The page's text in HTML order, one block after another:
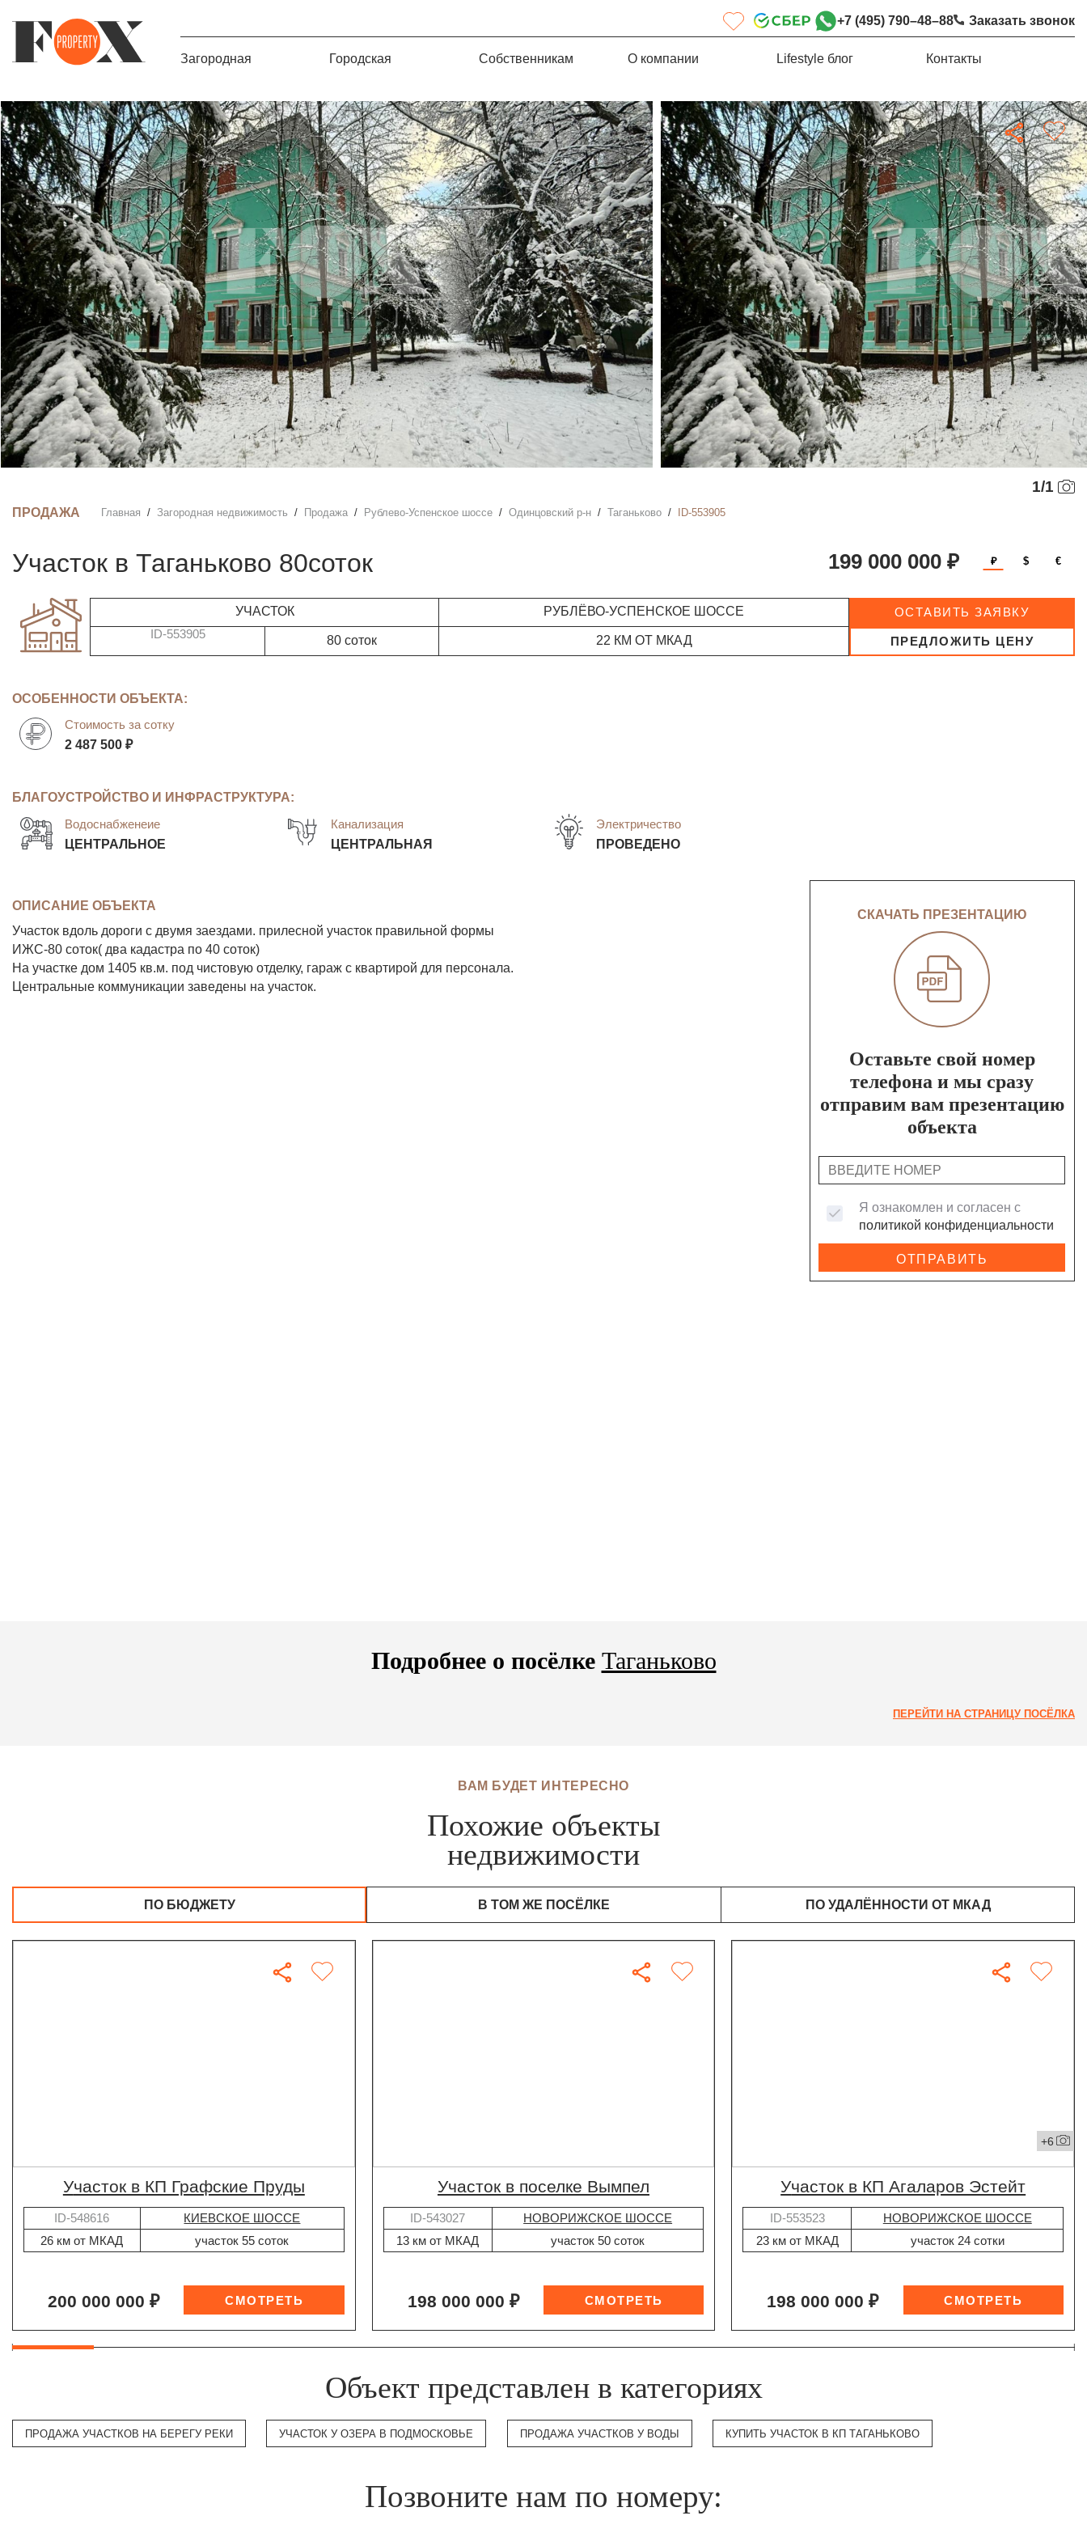
+7 (495) 790–48–88 Заказать звонок
Загородная Городская Собственникам О компании Lifestyle блог Контакты
1/1
ПРОДАЖА Главная Загородная недвижимость Продажа Рублево-Успенское шоссе Одинцовский р-н Таганьково ID-553905
участок в Таганьково 80соток 199 000 000 ₽ ₽ $ €
УЧАСТОК РУБЛЁВО-УСПЕНСКОЕ ШОССЕ
ID-553905 80 соток 22 КМ ОТ МКАД
ОСТАВИТЬ ЗАЯВКУ
ПРЕДЛОЖИТЬ ЦЕНУ
ОСОБЕННОСТИ ОБЪЕКТА:
Стоимость за сотку
2 487 500 ₽
БЛАГОУСТРОЙСТВО И ИНФРАСТРУКТУРА:
Водоснабженеие
ЦЕНТРАЛЬНОЕ
Канализация
ЦЕНТРАЛЬНАЯ
Электричество
ПРОВЕДЕНО
ОПИСАНИЕ ОБЪЕКТА
Участок вдоль дороги с двумя заездами. прилесной участок правильной формы
ИЖС-80 соток( два кадастра по 40 соток)
На участке дом 1405 кв.м. под чистовую отделку, гараж с квартирой для персонала.
Центральные коммуникации заведены на участок.
СКАЧАТЬ ПРЕЗЕНТАЦИЮ
Оставьте свой номер
телефона и мы сразу
отправим вам презентацию
объекта
Я ознакомлен и согласен с
политикой конфиденциальности
ОТПРАВИТЬ
Подробнее о посёлке Таганьково
ПЕРЕЙТИ НА СТРАНИЦУ ПОСЁЛКА
ВАМ БУДЕТ ИНТЕРЕСНО
Похожие объекты
недвижимости
ПО БЮДЖЕТУ В ТОМ ЖЕ ПОСЁЛКЕ ПО УДАЛЁННОСТИ ОТ МКАД
участок в КП Графские Пруды
ID-548616
КИЕВСКОЕ ШОССЕ
26 км от МКАД
участок 55 соток
200 000 000 ₽
участок в поселке Вымпел
ID-543027
НОВОРИЖСКОЕ ШОССЕ
13 км от МКАД
участок 50 соток
198 000 000 ₽
+6
участок в КП Агаларов Эстейт
ID-553523
НОВОРИЖСКОЕ ШОССЕ
23 км от МКАД
участок 24 сотки
198 000 000 ₽
Объект представлен в категориях
ПРОДАЖА УЧАСТКОВ НА БЕРЕГУ РЕКИ УЧАСТОК У ОЗЕРА В ПОДМОСКОВЬЕ ПРОДАЖА УЧАСТКОВ У ВОДЫ КУПИТЬ УЧАСТОК В КП ТАГАНЬКОВО
Позвоните нам по номеру: